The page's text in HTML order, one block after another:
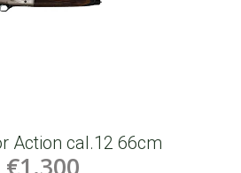
Action cal.12 66cm
€1.300